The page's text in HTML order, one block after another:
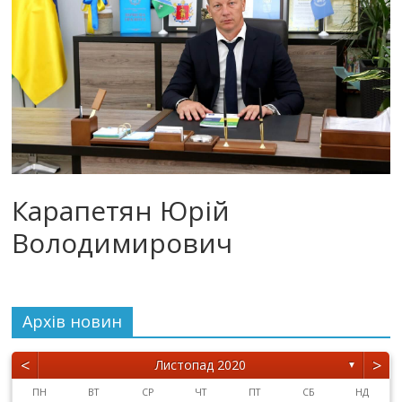
Карапетян Юрій
Володимирович
Архiв новин
< Листопад 2020 ▼ >
ПН ВТ СР ЧТ ПТ СБ НД